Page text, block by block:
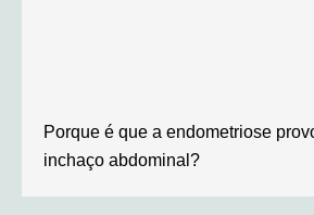
Porque é que a endometriose
inchaço abdominal?